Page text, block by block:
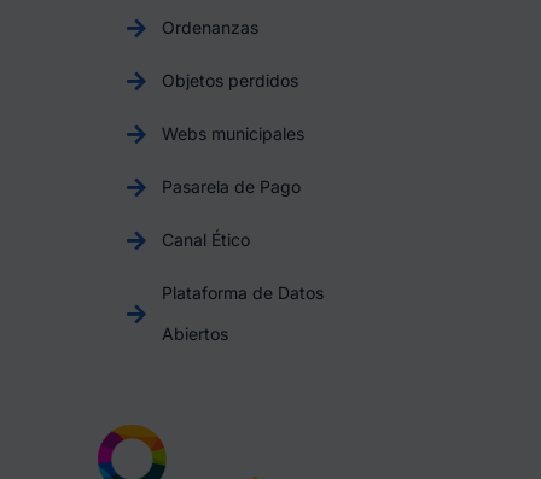
Ordenanzas
Objetos perdidos
Webs municipales
Pasarela de Pago
Canal Ético
Plataforma de Datos
Abiertos